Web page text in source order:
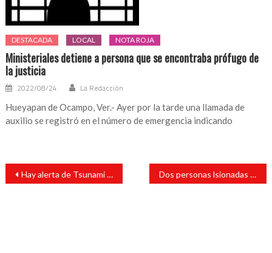
DESTACADA LOCAL NOTA ROJA
Ministeriales detiene a persona que se encontraba prófugo de
la justicia
2022/08/24 La Redacción
Hueyapan de Ocampo, Ver.- Ayer por la tarde una llamada de
auxilio se registró en el número de emergencia indicando
Navegación
entradas
Hay alerta de Tsunami para Fiji, Nueva Zelanda y Vanuatu, tras sismo en Australia. Dos personas lsionadas en accidente vial en Ángel R. Cabada